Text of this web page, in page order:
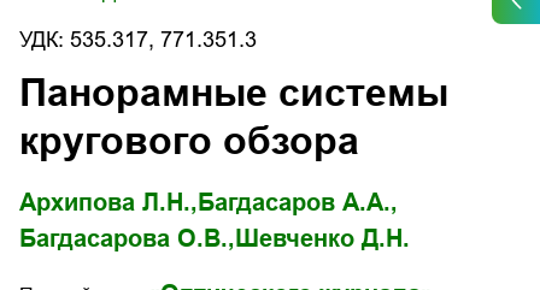
УДК: 535.317, 771.351.3
Панорамные системы
кругового обзора
Архипова Л.Н., Багдасаров А.А.,
Багдасарова О.В., Шевченко Д.Н.